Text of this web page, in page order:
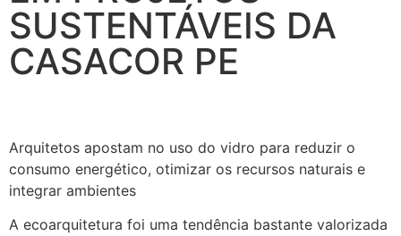
SUSTENTÁVEIS DA
CASACOR PE
Arquitetos apostam no uso do vidro para reduzir o
consumo energético, otimizar os recursos naturais e
integrar ambientes
A ecoarquitetura foi uma tendência bastante valorizada